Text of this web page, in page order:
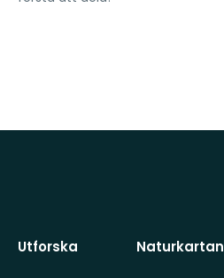
Utforska
Naturkartan